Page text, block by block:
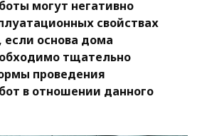
могут негативно
свойствах
основа дома
тщательно
проведения
в отношении данного